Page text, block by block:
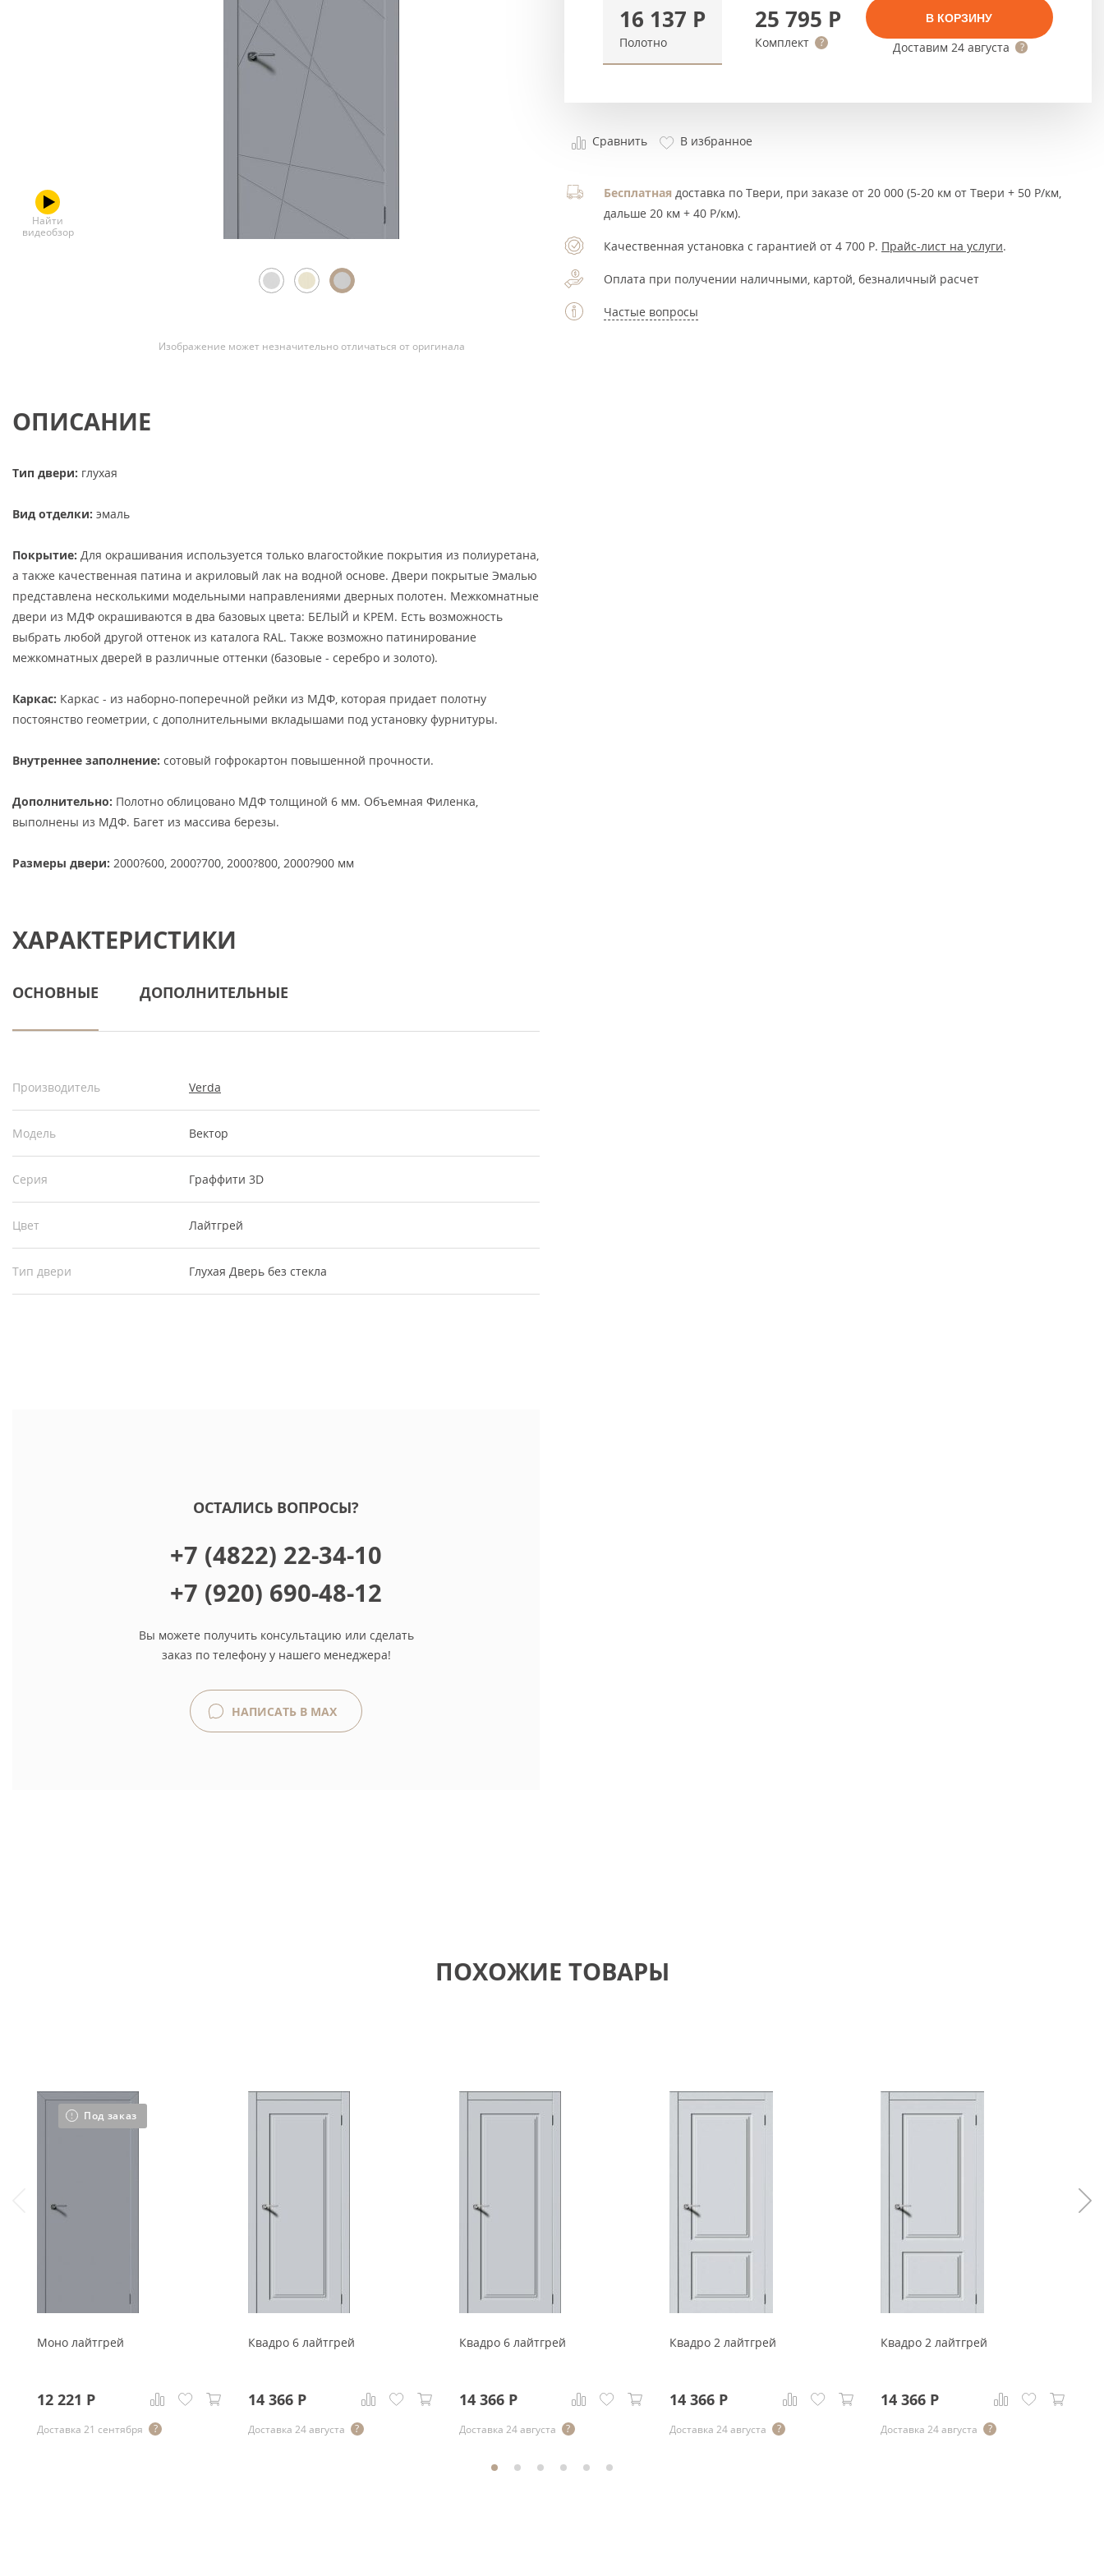
Серый цвет
Найти
видеобзор
Изображение может незначительно отличаться от оригинала
ОПИСАНИЕ
Тип двери: глухая
Вид отделки: эмаль
Покрытие: Для окрашивания используется только влагостойкие покрытия из полиуретана,
а также качественная патина и акриловый лак на водной основе. Двери покрытые Эмалью
представлена несколькими модельными направлениями дверных полотен. Межкомнатные
двери из МДФ окрашиваются в два базовых цвета: БЕЛЫЙ и КРЕМ. Есть возможность
выбрать любой другой оттенок из каталога RAL. Также возможно патинирование
межкомнатных дверей в различные оттенки (базовые - серебро и золото).
Каркас: Каркас - из наборно-поперечной рейки из МДФ, которая придает полотну
постоянство геометрии, с дополнительными вкладышами под установку фурнитуры.
Внутреннее заполнение: сотовый гофрокартон повышенной прочности.
Дополнительно: Полотно облицовано МДФ толщиной 6 мм. Объемная Филенка,
выполнены из МДФ. Багет из массива березы.
Размеры двери: 2000?600, 2000?700, 2000?800, 2000?900 мм
ХАРАКТЕРИСТИКИ
ОСНОВНЫЕ ДОПОЛНИТЕЛЬНЫЕ
Производитель Verda
Модель Вектор
Серия Граффити 3D
Цвет Лайтгрей
Тип двери Глухая Дверь без стекла
ОСТАЛИСЬ ВОПРОСЫ?
+7 (4822) 22-34-10
+7 (920) 690-48-12
Вы можете получить консультацию или сделать
заказ по телефону у нашего менеджера!
НАПИСАТЬ В MAX
16 137 Р
Полотно
25 795 Р
Комплект
В КОРЗИНУ
Доставим24 августа
Сравнить В избранное
Бесплатная доставка по Твери, при заказе от 20 000 (5-20 км от Твери + 50 Р/км,
дальше 20 км + 40 Р/км).
Качественная установка с гарантией от 4 700 Р. Прайс-лист на услуги.
Оплата при получении наличными, картой, безналичный расчет
Частые вопросы
ПОХОЖИЕ ТОВАРЫ
Под заказ
Моно лайтгрей
12 221 Р
Доставка 21 сентября
Квадро 6 лайтгрей
14 366Р
Доставка 24 августа
Квадро 6 лайтгрей
14 366Р
Доставка 24 августа
Квадро 2 лайтгрей
14 366 Р
Доставка 24 августа
Квадро 2 лайтгрей
14 366 Р
Доставка 24 августа